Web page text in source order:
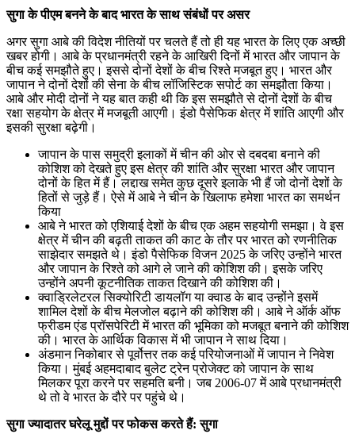
सुगा के पीएम बनने के बाद भारत के साथ संबंधों पर असर
अगर सुगा आबे की विदेश नीतियों पर चलते हैं तो ही यह भारत के लिए एक अच्छी
खबर होगी। आबे के प्रधानमंत्री रहने के आखिरी दिनों में भारत और जापान के
बीच कई समझौते हुए। इससे दोनों देशों के बीच रिश्ते मजबूत हुए। भारत और
जापान ने दोनों देशों की सेना के बीच लॉजिस्टिक सपोर्ट का समझौता किया।
आबे और मोदी दोनों ने यह बात कही थी कि इस समझौते से दोनों देशों के बीच
रक्षा सहयोग के क्षेत्र में मजबूती आएगी। इंडो पैसेफिक क्षेत्र में शांति आएगी और
इसकी सुरक्षा बढ़ेगी।
जापान के पास समुद्री इलाकों में चीन की ओर से दबदबा बनाने की
कोशिश को देखते हुए इस क्षेत्र की शांति और सुरक्षा भारत और जापान
दोनों के हित में हैं। लद्दाख समेत कुछ दूसरे इलाके भी हैं जो दोनों देशों के
हितों से जुड़े हैं। ऐसे में आबे ने चीन के खिलाफ हमेशा भारत का समर्थन
किया
आबे ने भारत को एशियाई देशों के बीच एक अहम सहयोगी समझा। वे इस
क्षेत्र में चीन की बढ़ती ताकत की काट के तौर पर भारत को रणनीतिक
साझेदार समझते थे। इंडो पैसेफिक विजन 2025 के जरिए उन्होंने भारत
और जापान के रिश्ते को आगे ले जाने की कोशिश की। इसके जरिए
उन्होंने अपनी कूटनीतिक ताकत दिखाने की कोशिश की।
क्वाड्रिलेटरल सिक्योरिटी डायलॉग या क्वाड के बाद उन्होंने इसमें
शामिल देशों के बीच मेलजोल बढ़ाने की कोशिश की। आबे ने ऑर्क ऑफ
फ्रीडम एंड प्रॉसपेरिटी में भारत की भूमिका को मजबूत बनाने की कोशिश
की। भारत के आर्थिक विकास में भी जापान ने साथ दिया।
अंडमान निकोबार से पूर्वोत्तर तक कई परियोजनाओं में जापान ने निवेश
किया। मुंबई अहमदाबाद बुलेट ट्रेन प्रोजेक्ट को जापान के साथ
मिलकर पूरा करने पर सहमति बनी। जब 2006-07 में आबे प्रधानमंत्री
थे तो वे भारत के दौरे पर पहुंचे थे।
सुगा ज्यादातर घरेलू मुद्दों पर फोकस करते हैं: सुगा